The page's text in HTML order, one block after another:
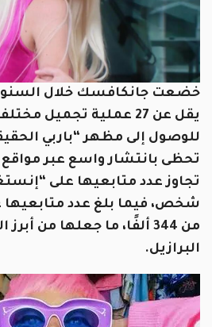
خضعت جانكافسك خلال
يقل عن 27 عملية تجميل
للوصول إلى مظهر “باربي
تحظى بانتشار واسع عبر مواقع
شخص، فيما بلغ عدد متابعيها
من 344 ألفًا، ما جعلها من
البرازيل.